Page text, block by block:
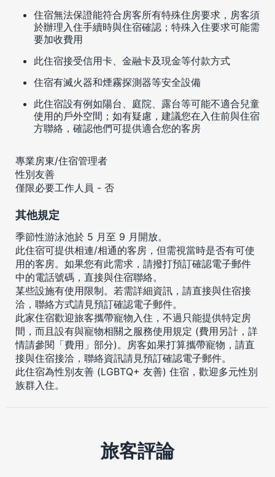
住宿無法保證能符合房客所有特殊住房要求，房客須
於辦理入住手續時與住宿確認；特殊入住要求可能需
要加收費用
此住宿接受信用卡、金融卡及現金等付款方式
住宿有滅火器和煙霧探測器等安全設備
此住宿設有例如陽台、庭院、露台等可能不適合兒童
使用的戶外空間；如有疑慮，建議您在入住前與住宿
方聯絡，確認他們可提供適合您的客房
專業房東/住宿管理者
性別友善
僅限必要工作人員 - 否
其他規定
季節性游泳池於 5 月至 9 月開放。
此住宿可提供相連/相通的客房，但需視當時是否有可使
用的客房。如果您有此需求，請撥打預訂確認電子郵件
中的電話號碼，直接與住宿聯絡。
某些設施有使用限制。若需詳細資訊，請直接與住宿接
洽，聯絡方式請見預訂確認電子郵件。
此家住宿歡迎旅客攜帶寵物入住，不過只能提供特定房
間，而且設有與寵物相關之服務使用規定 (費用另計，詳
情請參閱「費用」部分)。房客如果打算攜帶寵物，請直
接與住宿接洽，聯絡資訊請見預訂確認電子郵件。
此住宿為性別友善 (LGBTQ+ 友善) 住宿，歡迎多元性別
族群入住。
旅客評論